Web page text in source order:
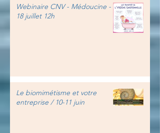
Webinaire CNV - Médoucine -
18 juillet 12h
Le biomimétisme et votre
entreprise / 10-11 juin